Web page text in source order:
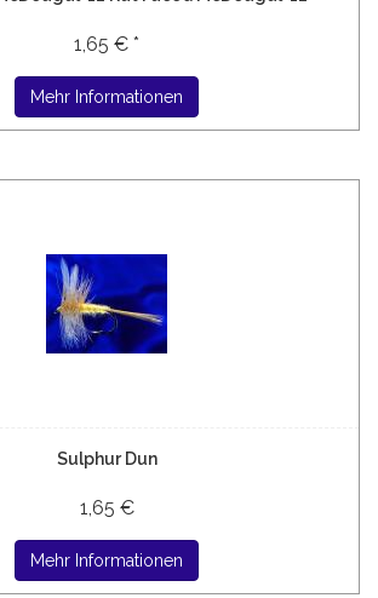
1,65 € *
Mehr Informationen
Sulphur Dun
1,65 €
Mehr Informationen